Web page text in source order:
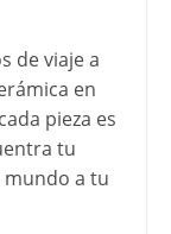
de viaje a
en
pieza es
tu
mundo a tu